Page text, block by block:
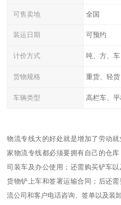
可售卖地 全国
装运日期 可预约
计价方式 吨、方、车
货物规格 重货、轻货
车辆类型 高栏车、
物流专线大的好处就是增加了劳动
家物流专线都必须要拥有自己的仓
司装车及办公使用；还需购买铲车
货物铲上车和签署运输合同；后还
流公司和客户电话咨询、签单以及装卸